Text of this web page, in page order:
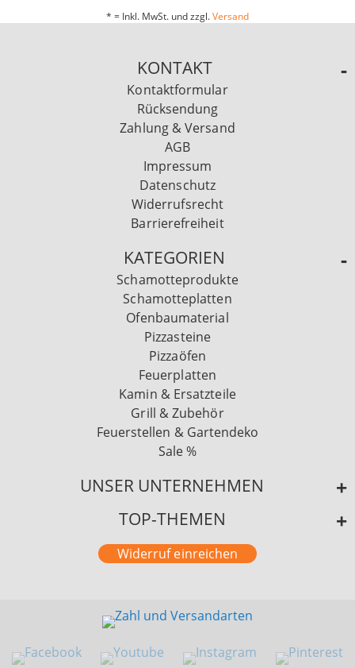
* = Inkl. MwSt. und zzgl.Versand
KONTAKT
Kontaktformular
Rücksendung
Zahlung & Versand
AGB
Impressum
Datenschutz
Widerrufsrecht
Barrierefreiheit
KATEGORIEN
Schamotteprodukte
Schamotteplatten
Ofenbaumaterial
Pizzasteine
Pizzaöfen
Feuerplatten
Kamin & Ersatzteile
Grill & Zubehör
Feuerstellen & Gartendeko
Sale %
UNSER UNTERNEHMEN
TOP-THEMEN
Widerruf einreichen